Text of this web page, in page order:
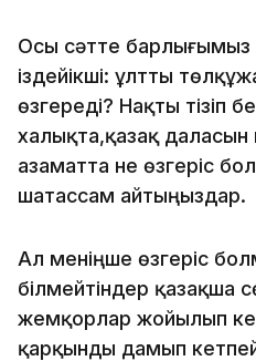
Осы сәтте барлығымыз
іздейікші: ұлтты
өзгереді? Нақты тізіп
халықта,қазақ даласын
азаматта не өзгеріс
шатассам айтыңыздар.
Ал меніңше өзгеріс
білмейтіндер қазақша
жемқорлар жойылып
қарқынды дамып